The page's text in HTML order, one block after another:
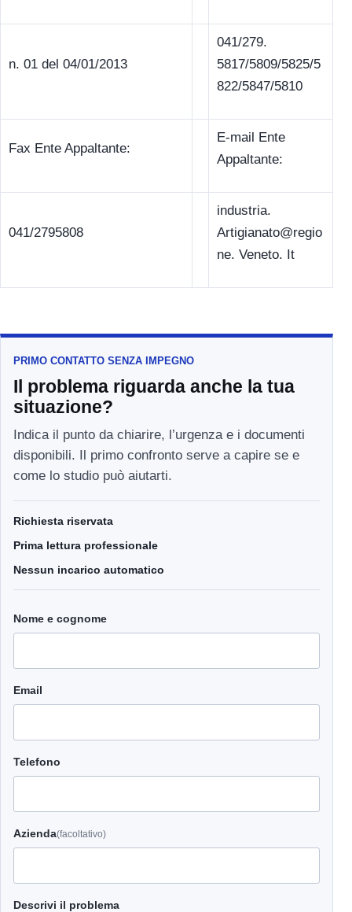
n. 01 del 04/01/2013
041/279.
5817/5809/5825/5
822/5847/5810
Fax Ente Appaltante:
E-mail Ente
Appaltante:
041/2795808
industria.
Artigianato@regio
ne. Veneto. It
PRIMO CONTATTO SENZA IMPEGNO
Il problema riguarda anche la tua
situazione?
Indica il punto da chiarire, l’urgenza e i documenti
disponibili. Il primo confronto serve a capire se e
come lo studio può aiutarti.
Richiesta riservata
Prima lettura professionale
Nessun incarico automatico
Nome e cognome
Email
Telefono
Azienda(facoltativo)
Descrivi il problema